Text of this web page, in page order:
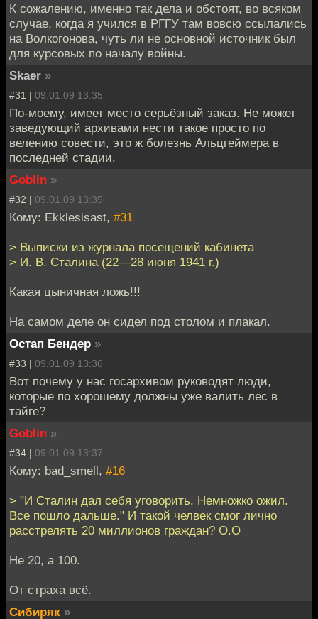
К сожалению, именно так дела и обстоят, во всяком
случае, когда я учился в РГГУ там вовсю ссылались
на Волкогонова, чуть ли не основной источник был
для курсовых по началу войны.
Skaer »
#31 | 09.01.09 13:35
По-моему, имеет место серьёзный заказ. Не может
заведующий архивами нести такое просто по
велению совести, это ж болезнь Альцгеймера в
последней стадии.
Goblin »
#32 | 09.01.09 13:35
Кому: Ekklesisast, #31
> Выписки из журнала посещений кабинета
> И. В. Сталина (22—28 июня 1941 г.)
Какая цыничная ложь!!!
На самом деле он сидел под столом и плакал.
Остап Бендер »
#33 | 09.01.09 13:36
Вот почему у нас госархивом руководят люди,
которые по хорошему должны уже валить лес в
тайге?
Goblin »
#34 | 09.01.09 13:37
Кому: bad_smell, #16
> "И Сталин дал себя уговорить. Немножко ожил.
Все пошло дальше." И такой челвек смог лично
расстрелять 20 миллионов граждан? О.О
Не 20, а 100.
От страха всё.
Сибиряк »